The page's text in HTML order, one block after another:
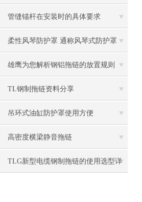
管缝锚杆在安装时的具体要求
柔性风琴防护罩 通称风琴式防护罩
雄鹰为您解析钢铝拖链的放置规则
TL钢制拖链资料分享
吊环式油缸防护罩使用方便
高密度横梁静音拖链
TLG新型电缆钢制拖链的使用选型详